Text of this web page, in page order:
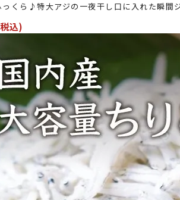
っくら♪特大アジの一夜干し口に入れた瞬間
込)